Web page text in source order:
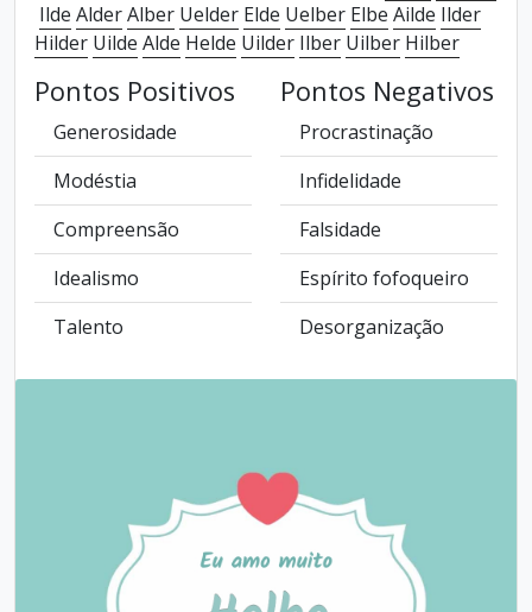
Ilde AlderAlber Uelder Elde Uelber Elbe Ailde Ilder
Hilder Uilde Alde Helde Uilder Ilber Uilber Hilber
Pontos Positivos
Generosidade
Modéstia
Compreensão
Idealismo
Talento
Pontos Negativos
Procrastinação
Infidelidade
Falsidade
Espírito fofoqueiro
Desorganização